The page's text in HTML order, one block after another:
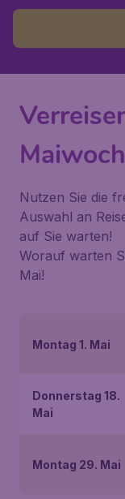
Nutzen Sie die
Auswahl an
auf Sie warten!
Worauf warten
Mai!
Montag 1. Mai
Donnerstag 18.
Mai
Montag 29. Mai